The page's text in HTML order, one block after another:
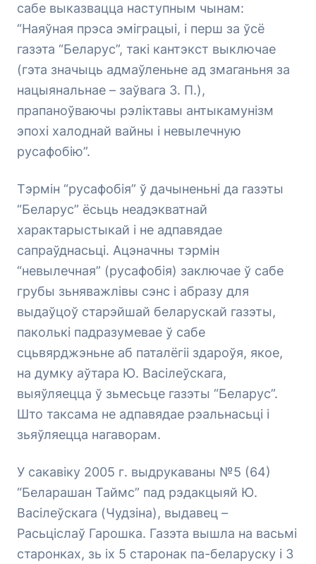
сабе выказвацца наступным чынам:
“Наяўная прэса эміграцыі, і перш за ўсё
газэта “Беларус”, такі кантэкст выключае
(гэта значыць адмаўленьне ад змаганьня за
нацыянальнае – заўвага З. П.),
прапаноўваючы рэліктавы антыкамунізм
эпохі халоднай вайны і невылечную
русафобію”.
Тэрмін “русафобія” ў дачыненьні да газэты
“Беларус” ёсьць неадэкватнай
характарыстыкай і не адпавядае
сапраўднасьці. Ацэначны тэрмін
“невылечная” (русафобія) заключае ў сабе
грубы зьняважлівы сэнс і абразу для
выдаўцоў старэйшай беларускай газэты,
паколькі падразумевае ў сабе
сцьвярджэньне аб паталёгіі здароўя, якое,
на думку аўтара Ю. Васілеўскага,
выяўляецца ў зьмесьце газэты “Беларус”.
Што таксама не адпавядае рэальнасьці і
зьяўляецца нагаворам.
У сакавіку 2005 г. выдрукаваны №5 (64)
“Беларашан Таймс” пад рэдакцыяй Ю.
Васілеўскага (Чудзіна), выдавец –
Расьціслаў Гарошка. Газэта вышла на васьмі
старонках, зь іх 5 старонак па-беларуску і 3